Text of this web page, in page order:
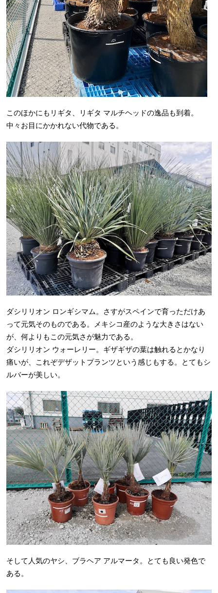
このほかにもリギタ、リギタ マルチヘッドの逸品も到着。
中々お目にかかれない代物である。
ダシリリオン ロンギシマム。さすがスペインで育っただけあ
って元気そのものである。メキシコ産のような大きさはない
が、何よりもこの元気さが魅力である。
ダシリリオン ウォーレリー。ギザギザの葉は触れるとかなり
痛いが、これぞデザットプランツという感じもする。とてもシ
ルバーが美しい。
そして人気のヤシ、ブラヘア アルマータ。とても良い発色で
ある。